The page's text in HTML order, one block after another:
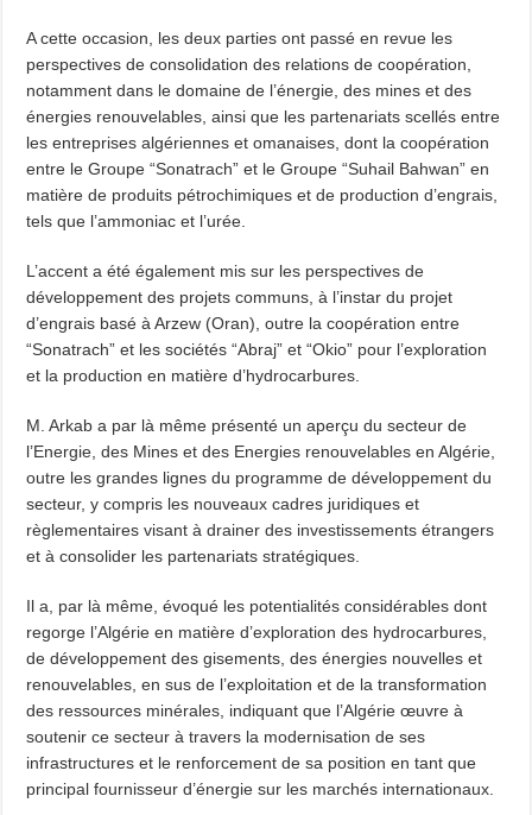
A cette occasion, les deux parties ont passé en revue les
perspectives de consolidation des relations de coopération,
notamment dans le domaine de l’énergie, des mines et des
énergies renouvelables, ainsi que les partenariats scellés entre
les entreprises algériennes et omanaises, dont la coopération
entre le Groupe “Sonatrach” et le Groupe “Suhail Bahwan” en
matière de produits pétrochimiques et de production d’engrais,
tels que l’ammoniac et l’urée.
L’accent a été également mis sur les perspectives de
développement des projets communs, à l’instar du projet
d’engrais basé à Arzew (Oran), outre la coopération entre
“Sonatrach” et les sociétés “Abraj” et “Okio” pour l’exploration
et la production en matière d’hydrocarbures.
M. Arkab a par là même présenté un aperçu du secteur de
l’Energie, des Mines et des Energies renouvelables en Algérie,
outre les grandes lignes du programme de développement du
secteur, y compris les nouveaux cadres juridiques et
règlementaires visant à drainer des investissements étrangers
et à consolider les partenariats stratégiques.
Il a, par là même, évoqué les potentialités considérables dont
regorge l’Algérie en matière d’exploration des hydrocarbures,
de développement des gisements, des énergies nouvelles et
renouvelables, en sus de l’exploitation et de la transformation
des ressources minérales, indiquant que l’Algérie œuvre à
soutenir ce secteur à travers la modernisation de ses
infrastructures et le renforcement de sa position en tant que
principal fournisseur d’énergie sur les marchés internationaux.